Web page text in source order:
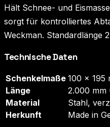
Hält Schnee- und
sorgt für kontrolliertes
Weckman. Standardlänge
Technische Daten
Schenkelmaße 100 × 195
Länge
2.000 mm
Material
Stahl,
Herkunft
Made in